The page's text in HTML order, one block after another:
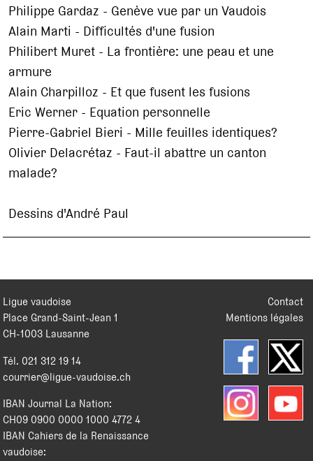
Philippe Gardaz - Genève vue par un Vaudois
Alain Marti - Difficultés d'une fusion
Philibert Muret - La frontière: une peau et une
armure
Alain Charpilloz - Et que fusent les fusions
Eric Werner - Equation personnelle
Pierre-Gabriel Bieri - Mille feuilles identiques?
Olivier Delacrétaz - Faut-il abattre un canton
malade?
Dessins d'André Paul
Contact
Mentions légales
Ligue vaudoise
Place Grand-Saint-Jean 1
CH-1003 Lausanne
Tél. 021 312 19 14
courrier@ligue-vaudoise.ch
IBAN Journal La Nation:
CH09 0900 0000 1000 4772 4
IBAN Cahiers de la Renaissance
vaudoise: